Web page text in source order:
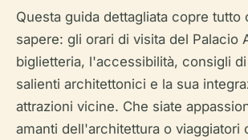
Questa guida dettagliata copre
sapere: gli orari di visita del Palacio
biglietteria, l'accessibilità, consigli
salienti architettonici e la sua
attrazioni vicine. Che siate
amanti dell'architettura o viaggiatori